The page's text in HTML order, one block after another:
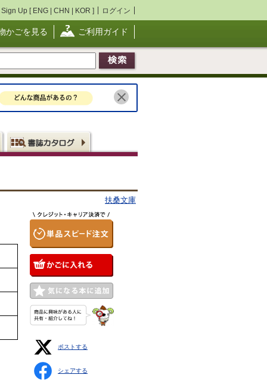
Sign Up [ ENG | CHN | KOR ] ログイン
かごを見る ご利用ガイド
扶桑文庫
ポストする
シェアする